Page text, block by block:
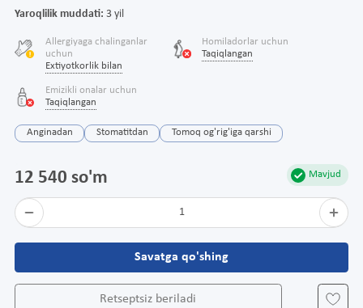
Yaroqlilik muddati: 3 yil
Allergiyaga chalinganlar
uchun
Extiyotkorlik bilan
Homiladorlar uchun
Taqiqlangan
Emizikli onalar uchun
Taqiqlangan
Anginadan Stomatitdan Tomoq og'rig'iga qarshi
Mavjud
12 540 so'm
1
Savatga qo'shing
Retseptsiz beriladi